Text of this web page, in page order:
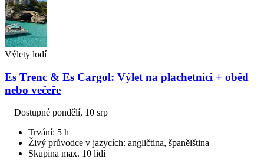
Výlety lodí
Es Trenc & Es Cargol: Výlet na plachetnici + oběd
nebo večeře
Dostupné pondělí, 10 srp
Trvání: 5 h
Živý průvodce v jazycích: angličtina, španělština
Skupina max. 10 lidí